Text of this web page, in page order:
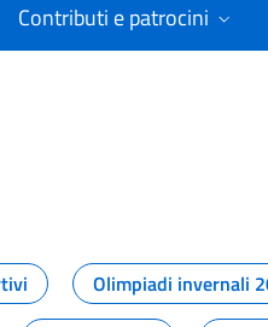
Contributi e patrocini
Olimpiadi invernali